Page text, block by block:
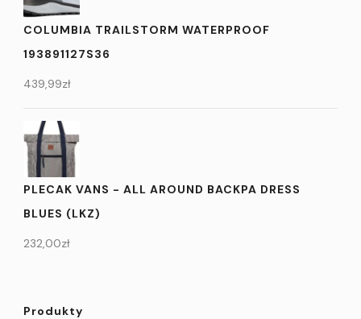
COLUMBIA TRAILSTORM WATERPROOF
193891127S36
439,99zł
PLECAK VANS - ALL AROUND BACKPA DRESS
BLUES (LKZ)
232,00zł
Produkty